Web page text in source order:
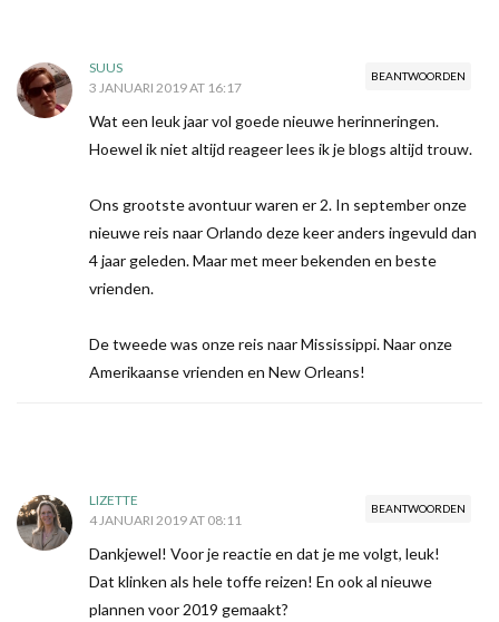
BEANTWOORDEN
SUUS
3 JANUARI 2019 AT 16:17
Wat een leuk jaar vol goede nieuwe herinneringen.
Hoewel ik niet altijd reageer lees ik je blogs altijd trouw.
Ons grootste avontuur waren er 2. In september onze
nieuwe reis naar Orlando deze keer anders ingevuld dan
4 jaar geleden. Maar met meer bekenden en beste
vrienden.
De tweede was onze reis naar Mississippi. Naar onze
Amerikaanse vrienden en New Orleans!
BEANTWOORDEN
LIZETTE
4 JANUARI 2019 AT 08:11
Dankjewel! Voor je reactie en dat je me volgt, leuk!
Dat klinken als hele toffe reizen! En ook al nieuwe
plannen voor 2019 gemaakt?